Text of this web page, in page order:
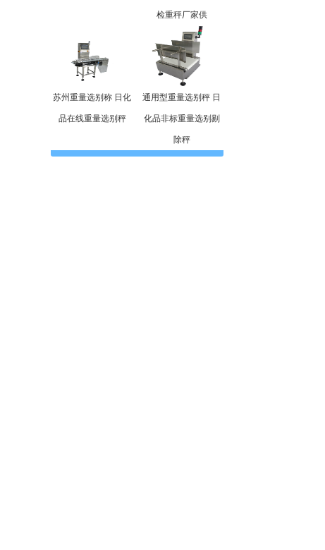
检重秤厂家供
苏州重量选别称 日化
品在线重量选别秤
通用型重量选别秤 日
化品非标重量选别剔
除秤